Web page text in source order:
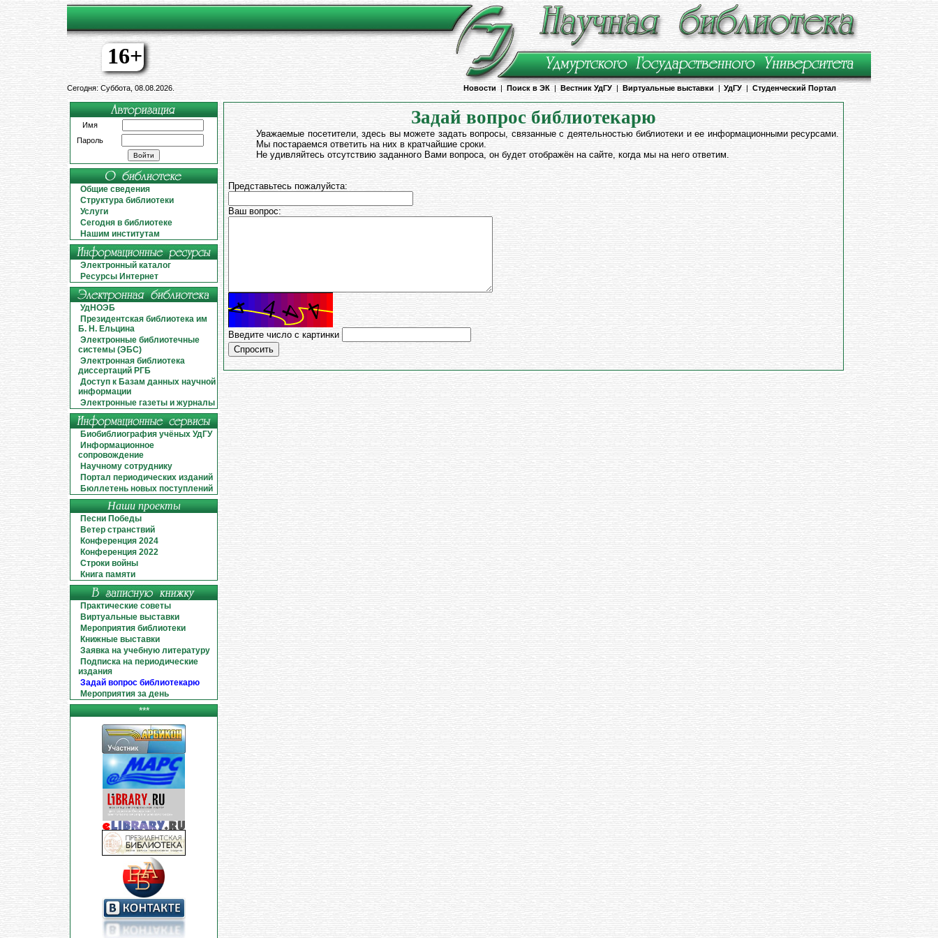
16+
Сегодня: Суббота, 08.08.2026. Новости | Поиск в ЭК | Вестник УдГУ | Виртуальные выставки | УдГУ | Студенческий Портал
Имя
Пароль
Общие сведения
Структура библиотеки
Услуги
Сегодня в библиотеке
Нашим институтам
Электронный каталог
Ресурсы Интернет
УдНОЭБ
Президентская библиотека им
Б. Н. Ельцина
Электронные библиотечные
системы (ЭБС)
Электронная библиотека
диссертаций РГБ
Доступ к Базам данных научной
информации
Электронные газеты и журналы
Биобиблиография учёных УдГУ
Информационное
сопровождение
Научному сотруднику
Портал периодических изданий
Бюллетень новых поступлений
Наши проекты
Песни Победы
Ветер странствий
Конференция 2024
Конференция 2022
Строки войны
Книга памяти
Практические советы
Виртуальные выставки
Мероприятия библиотеки
Книжные выставки
Заявка на учебную литературу
Подписка на периодические
издания
Задай вопрос библиотекарю
Мероприятия за день
***
Задай вопрос библиотекарю
Уважаемые посетители, здесь вы можете задать вопросы, связанные с деятельностью библиотеки и ее информационными ресурсами.
Мы постараемся ответить на них в кратчайшие сроки.
Не удивляйтесь отсутствию заданного Вами вопроса, он будет отображён на сайте, когда мы на него ответим.
Представьтесь пожалуйста:
Ваш вопрос:
Введите число с картинки